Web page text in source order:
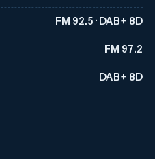
FM 92.5 · DAB+ 8D
FM 97.2
DAB+ 8D